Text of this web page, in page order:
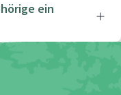
ein